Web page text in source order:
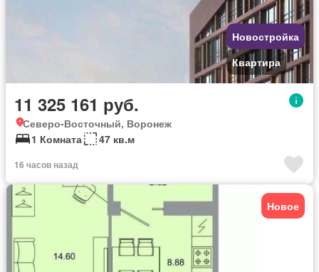
Новостройка
Квартира
11 325 161 руб.
Северо-Восточный, Воронеж
1 Комната
47 кв.м
16 часов назад
Новое